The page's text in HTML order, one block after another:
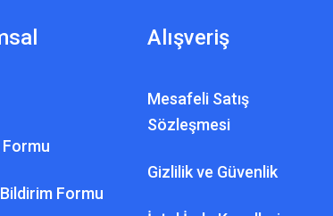
Formu
Alışveriş
Mesafeli Satış
Sözleşmesi
Gizlilik ve Güvenlik